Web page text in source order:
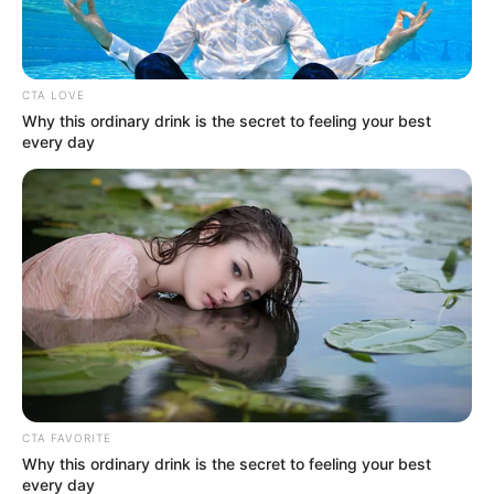
festivo incluido.
LEA TAMBIÉN
Precios en Corabastos hoy 14 de
mayo de 2026: alimentos que más
bajaron este jueves
CTA LOVE
Why this ordinary drink is the secret to feeling your best
every day
CTA FAVORITE
Why this ordinary drink is the secret to feeling your best
every day